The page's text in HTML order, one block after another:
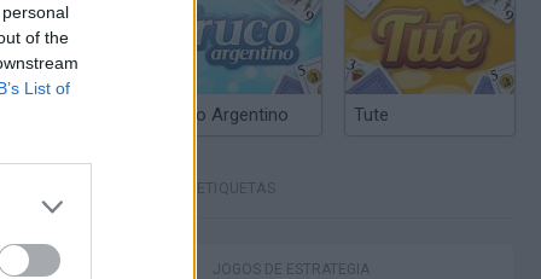
of the
List of
Truco Argentino Tute
ETIQUETAS
JOGOS DE ESTRATÉGIA